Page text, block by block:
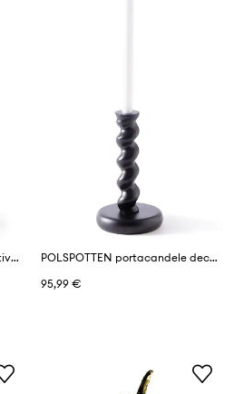
POLSPOTTEN figurina decorativa in vetro
POLSPOTTEN portacandele decorativa in alluminio M
95,99 €